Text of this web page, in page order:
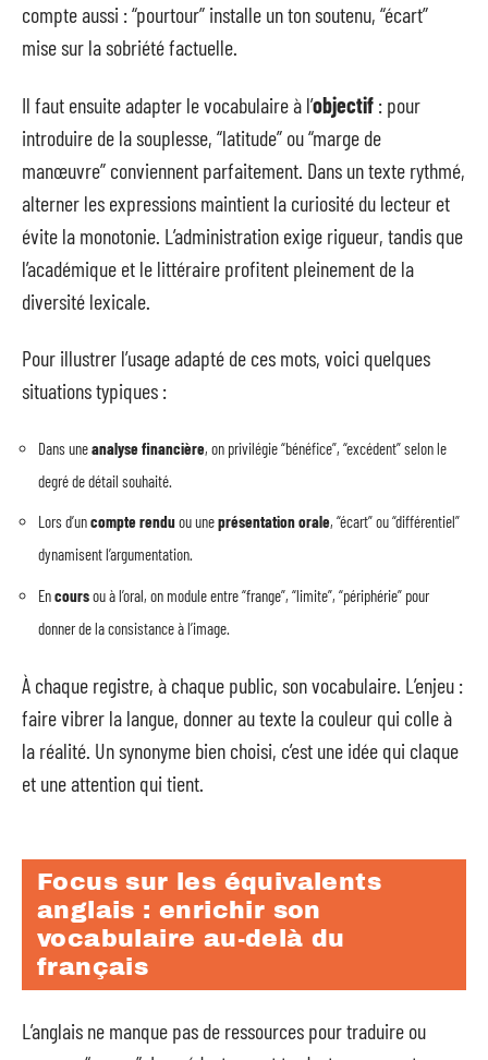
compte aussi : “pourtour” installe un ton soutenu, “écart”
mise sur la sobriété factuelle.
Il faut ensuite adapter le vocabulaire à l’objectif : pour
introduire de la souplesse, “latitude” ou “marge de
manœuvre” conviennent parfaitement. Dans un texte rythmé,
alterner les expressions maintient la curiosité du lecteur et
évite la monotonie. L’administration exige rigueur, tandis que
l’académique et le littéraire profitent pleinement de la
diversité lexicale.
Pour illustrer l’usage adapté de ces mots, voici quelques
situations typiques :
Dans uneanalyse financière, on privilégie “bénéfice”, “excédent” selon le
degré de détail souhaité.
Lors d’uncompte renduou uneprésentation orale, “écart” ou “différentiel”
dynamisent l’argumentation.
Encoursou à l’oral, on module entre “frange”, “limite”, “périphérie” pour
donner de la consistance à l’image.
À chaque registre, à chaque public, son vocabulaire. L’enjeu :
faire vibrer la langue, donner au texte la couleur qui colle à
la réalité. Un synonyme bien choisi, c’est une idée qui claque
et une attention qui tient.
Focus sur les équivalents
anglais : enrichir son
vocabulaire au-delà du
français
L’anglais ne manque pas de ressources pour traduire ou